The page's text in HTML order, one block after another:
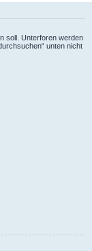
soll. Unterforen werden
unten nicht